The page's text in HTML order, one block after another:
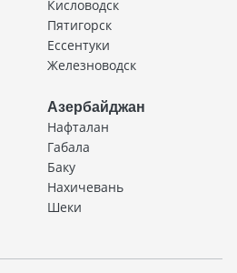
Кисловодск
Пятигорск
Ессентуки
Железноводск
Азербайджан
Нафталан
Габала
Баку
Нахичевань
Шеки